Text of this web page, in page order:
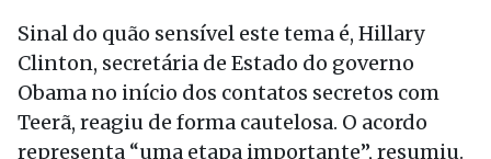
Sinal do quão sensível este tema é, Hillary
Clinton, secretária de Estado do governo
Obama no início dos contatos secretos com
Teerã, reagiu de forma cautelosa. O acordo
representa “uma etapa importante”, resumiu.